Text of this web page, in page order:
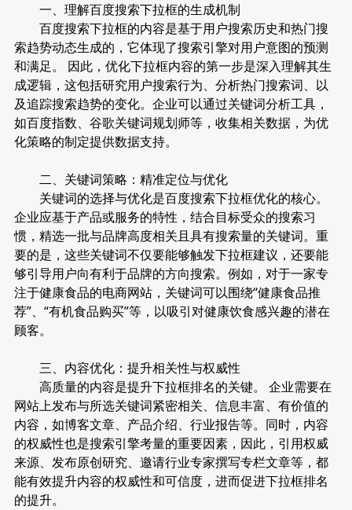
一、理解百度搜索下拉框的生成机制
百度搜索下拉框的内容是基于用户搜索历史和热门搜
索趋势动态生成的，它体现了搜索引擎对用户意图的预测
和满足。 因此，优化下拉框内容的第一步是深入理解其生
成逻辑，这包括研究用户搜索行为、分析热门搜索词、以
及追踪搜索趋势的变化。企业可以通过关键词分析工具，
如百度指数、谷歌关键词规划师等，收集相关数据，为优
化策略的制定提供数据支持。
二、关键词策略：精准定位与优化
关键词的选择与优化是百度搜索下拉框优化的核心。
企业应基于产品或服务的特性，结合目标受众的搜索习
惯，精选一批与品牌高度相关且具有搜索量的关键词。重
要的是，这些关键词不仅要能够触发下拉框建议，还要能
够引导用户向有利于品牌的方向搜索。例如，对于一家专
注于健康食品的电商网站，关键词可以围绕“健康食品推
荐”、“有机食品购买”等，以吸引对健康饮食感兴趣的潜在
顾客。
三、内容优化：提升相关性与权威性
高质量的内容是提升下拉框排名的关键。 企业需要在
网站上发布与所选关键词紧密相关、信息丰富、有价值的
内容，如博客文章、产品介绍、行业报告等。同时，内容
的权威性也是搜索引擎考量的重要因素，因此，引用权威
来源、发布原创研究、邀请行业专家撰写专栏文章等，都
能有效提升内容的权威性和可信度，进而促进下拉框排名
的提升。